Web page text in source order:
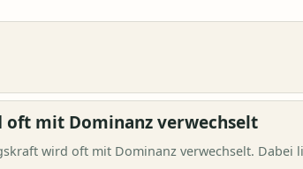
mit Dominanz verwechselt
wird oft mit Dominanz verwechselt. Dabei